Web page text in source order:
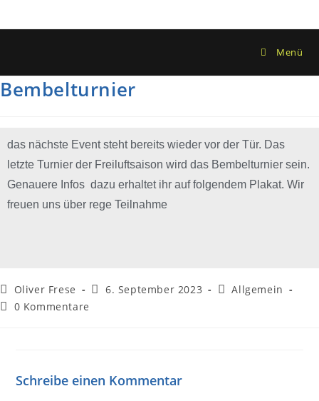
Menü
Bembelturnier
das nächste Event steht bereits wieder vor der Tür. Das
letzte Turnier der Freiluftsaison wird das Bembelturnier sein.
Genauere Infos dazu erhaltet ihr auf folgendem Plakat. Wir
freuen uns über rege Teilnahme
Oliver Frese 6. September 2023
Allgemein
0 Kommentare
Schreibe einen Kommentar